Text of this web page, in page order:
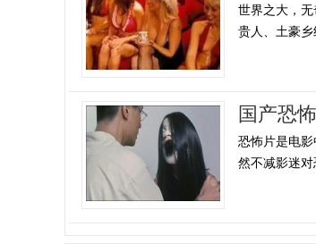
世界之大，
贵人、土豪
国产恐
恐怖片是电
然不减影迷